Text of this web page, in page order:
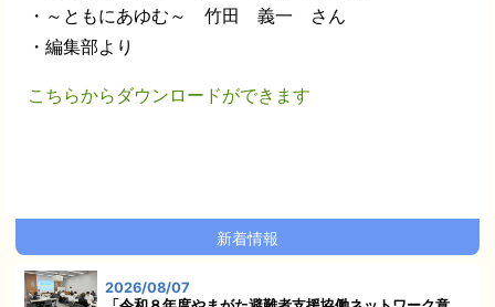
・～ともにあゆむ～ 竹田 義一 さん
・編集部より
こちらからダウンロードができます
新着情報
2026/08/07